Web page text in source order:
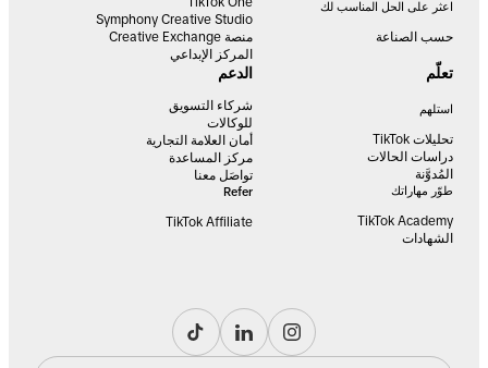
اعثر على الحل المناسب لك
حسب الصناعة
Symphony Creative Studio
منصة Creative Exchange
المركز الإبداعي
تعلّم
استلهم
تحليلات TikTok
دراسات الحالات
المُدوَّنة
طوّر مهاراتك
TikTok Academy
الشهادات
الدعم
شركاء التسويق
للوكالات
أمان العلامة التجارية
مركز المساعدة
تواصَل معنا
Refer
TikTok Affiliate